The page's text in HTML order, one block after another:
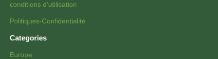
conditions d'utilisation
Politiques-Confidentialité
Categories
Europe